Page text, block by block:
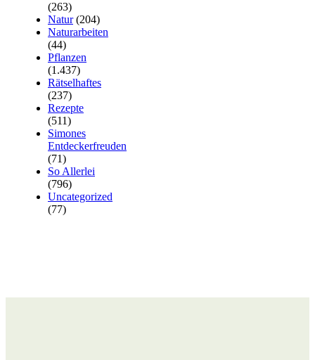
(263)
Natur(204)
Naturarbeiten
(44)
Pflanzen
(1.437)
Rätselhaftes
(237)
Rezepte
(511)
Simones
Entdeckerfreuden
(71)
So Allerlei
(796)
Uncategorized
(77)